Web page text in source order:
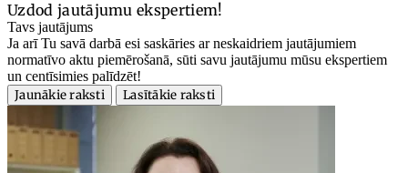
Uzdod jautājumu ekspertiem!
Tavs jautājums
Ja arī Tu savā darbā esi saskāries ar neskaidriem jautājumiem
normatīvo aktu piemērošanā, sūti savu jautājumu mūsu ekspertiem
un centīsimies palīdzēt!
Jaunākie raksti
Lasītākie raksti